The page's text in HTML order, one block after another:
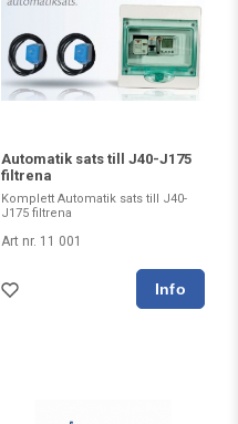
Automatik sats till J40-J175
filtrena
Komplett Automatik sats till J40-
J175 filtrena
Art nr. 11 001